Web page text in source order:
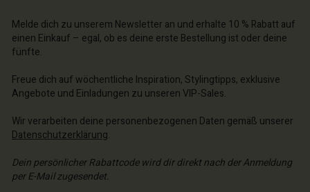
| Ein Land auswählen
| Ein Land auswählen
| Ein Land auswählen
| Ein Land auswählen
Melde dich zu unserem Newsletter an und erhalte 10 % Rabatt auf
einen Einkauf – egal, ob es deine erste Bestellung ist oder deine
fünfte.
Freue dich auf wöchentliche Inspiration, Stylingtipps, exklusive
Angebote und Einladungen zu unseren VIP-Sales.
Wir verarbeiten deine personenbezogenen Daten gemäß unserer
Datenschutzerklärung.
Dein persönlicher Rabattcode wird dir direkt nach der Anmeldung
per E-Mail zugesendet.